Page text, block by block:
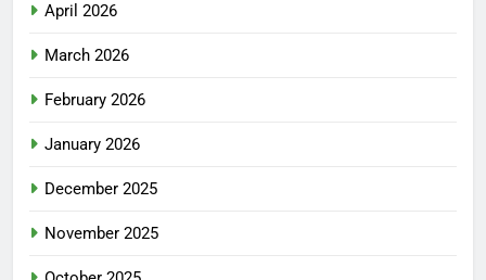
April 2026
March 2026
February 2026
January 2026
December 2025
November 2025